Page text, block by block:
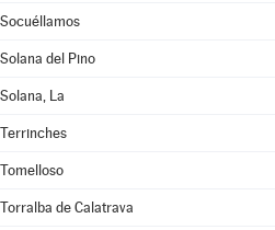
Socuéllamos
Solana del Pino
Solana, La
Terrinches
Tomelloso
Torralba de Calatrava